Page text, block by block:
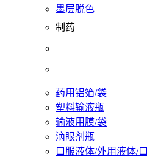
墨层脱色
制药
药用铝箔/袋
塑料输液瓶
输液用膜/袋
滴眼剂瓶
口服液体/外用液体/